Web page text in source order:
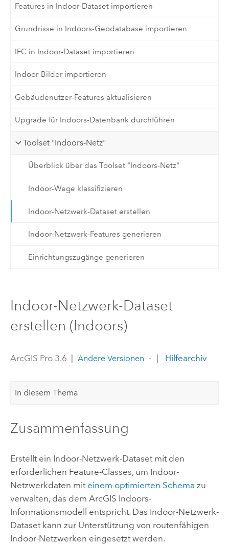
Features in Indoor-Dataset importieren
Grundrisse in Indoors-Geodatabase importieren
IFC in Indoor-Dataset importieren
Indoor-Bilder importieren
Gebäudenutzer-Features aktualisieren
Upgrade für Indoors-Datenbank durchführen
Toolset "Indoors-Netz"
Überblick über das Toolset "Indoors-Netz"
Indoor-Wege klassifizieren
Indoor-Netzwerk-Dataset erstellen
Indoor-Netzwerk-Features generieren
Einrichtungszugänge generieren
Indoor-Netzwerk-Dataset
erstellen (Indoors)
ArcGIS Pro 3.6 | Andere Versionen | Hilfearchiv
In diesem Thema
Zusammenfassung
Erstellt ein Indoor-Netzwerk-Dataset mit den
erforderlichen Feature-Classes, um Indoor-
Netzwerkdaten mit einem optimierten Schema zu
verwalten, das dem ArcGIS Indoors-
Informationsmodell entspricht. Das Indoor-Netzwerk-
Dataset kann zur Unterstützung von routenfähigen
Indoor-Netzwerken eingesetzt werden.